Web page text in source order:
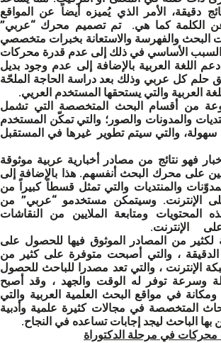
دقيقة، الأمر الذي يُميزه أيضاً عن المواقع
عن الكلمة كما هي. تم تصميم محرك “عربي”
البحث والفهرسة والاستعانة بخبرات متخصصي
السبب الأساسي في ذلك إلى عدم قدرة محركات
اللغة العربية بالإضافة إلى عدم وجود بديل
حلم كل عربي وذلك بعد دراسة الحاجة الملحّة
العربية والتي يستحقها المستخدم العريي.
من أقسام البحث المتخصصة التي تشمل
والمدونات والصور؛ والتي تمكّن المستخدم
سهولة، والتي سيتم تطوير غيرها في المستقبل
فهو نتائج من مصادر أخبارية عربية موثوقة
على محرك البحث أنفسهم. هذا بالإضافة إلى
والمنتديات والتي تمثل قسطاً كبيراً من
على الإنترنت. وسيتمكن مستخدمو “عربي” من
المحتويات ومتابعة الملايين من النقاشات
الإنترنت.
لكثير من المصادر الموثوق فيها للحصول على
الدقيقة ، والتي أصبحت متوفرة على كثير من
الإنترنت ، والتي تعد مصدرا للباحث للحصول
وسرعة توفر له الوقت والجهد ، وقد أصبح
في مواقع البحث العلمية العربية والتي
المتخصصة في مجالات كثيرة علمية وأدبية
بها الباحث ليجد إجابات تساعده في النجاح.
في مرحلة الدكتوراة